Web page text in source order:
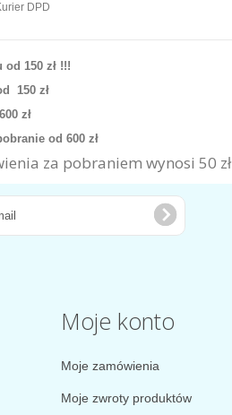
DPD
150 zł !!!
150 zł
zł
od 600 zł
za pobraniem wynosi 50 zł
Moje konto
Moje zamówienia
Moje zwroty produktów